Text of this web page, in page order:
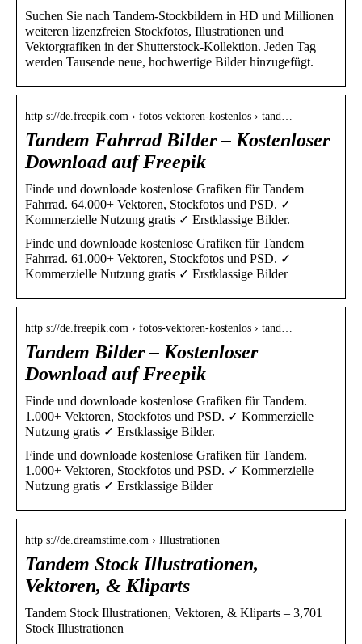
Suchen Sie nach Tandem-Stockbildern in HD und Millionen
weiteren lizenzfreien Stockfotos, Illustrationen und
Vektorgrafiken in der Shutterstock-Kollektion. Jeden Tag
werden Tausende neue, hochwertige Bilder hinzugefügt.
http s://de.freepik.com › fotos-vektoren-kostenlos › tand…
Tandem Fahrrad Bilder – Kostenloser
Download auf Freepik
Finde und downloade kostenlose Grafiken für Tandem
Fahrrad. 64.000+ Vektoren, Stockfotos und PSD. ✓
Kommerzielle Nutzung gratis ✓ Erstklassige Bilder.
Finde und downloade kostenlose Grafiken für Tandem
Fahrrad. 61.000+ Vektoren, Stockfotos und PSD. ✓
Kommerzielle Nutzung gratis ✓ Erstklassige Bilder
http s://de.freepik.com › fotos-vektoren-kostenlos › tand…
Tandem Bilder – Kostenloser
Download auf Freepik
Finde und downloade kostenlose Grafiken für Tandem.
1.000+ Vektoren, Stockfotos und PSD. ✓ Kommerzielle
Nutzung gratis ✓ Erstklassige Bilder.
Finde und downloade kostenlose Grafiken für Tandem.
1.000+ Vektoren, Stockfotos und PSD. ✓ Kommerzielle
Nutzung gratis ✓ Erstklassige Bilder
http s://de.dreamstime.com › Illustrationen
Tandem Stock Illustrationen,
Vektoren, & Kliparts
Tandem Stock Illustrationen, Vektoren, & Kliparts – 3,701
Stock Illustrationen